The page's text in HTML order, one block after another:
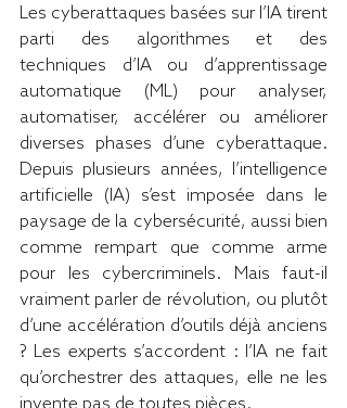
Les cyberattaques basées sur l’IA tirent
parti des algorithmes et des
techniques d’IA ou d’apprentissage
automatique (ML) pour analyser,
automatiser, accélérer ou améliorer
diverses phases d’une cyberattaque.
Depuis plusieurs années, l’intelligence
artificielle (IA) s’est imposée dans le
paysage de la cybersécurité, aussi bien
comme rempart que comme arme
pour les cybercriminels. Mais faut-il
vraiment parler de révolution, ou plutôt
d’une accélération d’outils déjà anciens
? Les experts s’accordent : l’IA ne fait
qu’orchestrer des attaques, elle ne les